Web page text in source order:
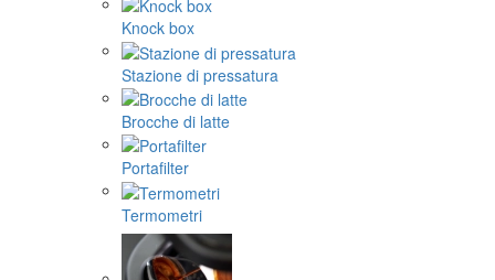
Knock box
Stazione di pressatura
Brocche di latte
Portafilter
Termometri